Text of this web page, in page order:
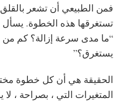
فمن الطبيعي أن تشعر
تستغرقها هذه الخطوة. يسأل
“ما مدى سرعة إزالة؟ كم
يستغرق؟”
الحقيقة هي أن كل خطوة
المتغيرات التي ، بصراحة ، لا